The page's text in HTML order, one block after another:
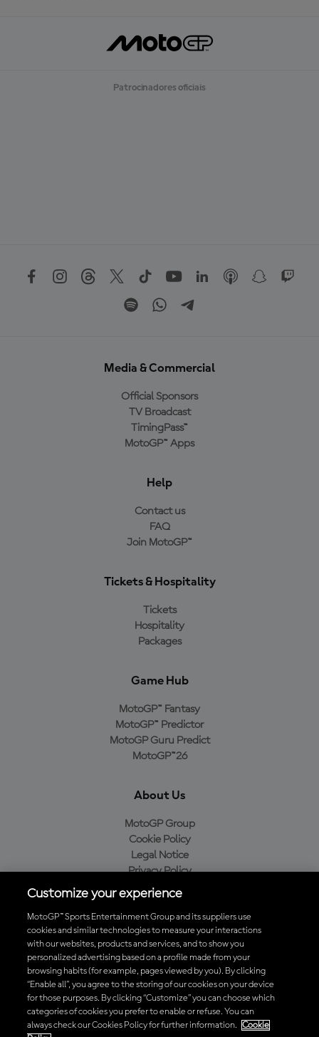
Patrocinadores oficiais
Media & Commercial
Official Sponsors
TV Broadcast
TimingPass™
MotoGP™ Apps
Help
Contact us
FAQ
Join MotoGP™
Tickets & Hospitality
Tickets
Hospitality
Packages
Game Hub
MotoGP™ Fantasy
MotoGP™ Predictor
MotoGP Guru Predict
MotoGP™26
About Us
MotoGP Group
Cookie Policy
Legal Notice
Privacy Policy
Purchase Policy
Baixe o aplicativo oficial da MotoGP™
© 2026 MotoGP Sports Entertainment Group. Todos os direitos
reservados. Todas as marcas registradas pertencem aos seus
Customize your experience
MotoGP™ Sports Entertainment Group and its suppliers use
cookies and similar technologies to measure your interactions
with our websites, products and services, and to show you
personalized advertising based on a profile made from your
browsing habits (for example, pages viewed by you). By clicking
“Enable all”, you agree to the storing of our cookies on your device
for those purposes. By clicking “Customize” you can choose which
categories of cookies you prefer to enable or refuse. You can
always check our Cookies Policy for further information.
Cookie